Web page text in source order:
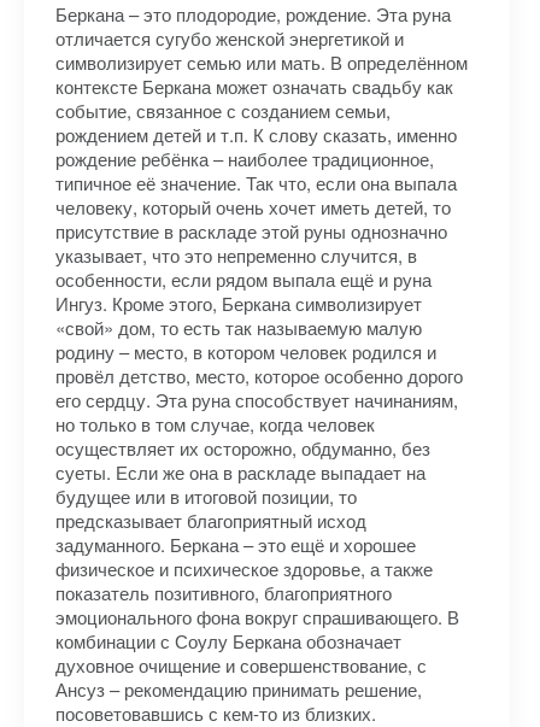
Беркана – это плодородие, рождение. Эта руна
отличается сугубо женской энергетикой и
символизирует семью или мать. В определённом
контексте Беркана может означать свадьбу как
событие, связанное с созданием семьи,
рождением детей и т.п. К слову сказать, именно
рождение ребёнка – наиболее традиционное,
типичное её значение. Так что, если она выпала
человеку, который очень хочет иметь детей, то
присутствие в раскладе этой руны однозначно
указывает, что это непременно случится, в
особенности, если рядом выпала ещё и руна
Ингуз. Кроме этого, Беркана символизирует
«свой» дом, то есть так называемую малую
родину – место, в котором человек родился и
провёл детство, место, которое особенно дорого
его сердцу. Эта руна способствует начинаниям,
но только в том случае, когда человек
осуществляет их осторожно, обдуманно, без
суеты. Если же она в раскладе выпадает на
будущее или в итоговой позиции, то
предсказывает благоприятный исход
задуманного. Беркана – это ещё и хорошее
физическое и психическое здоровье, а также
показатель позитивного, благоприятного
эмоционального фона вокруг спрашивающего. В
комбинации с Соулу Беркана обозначает
духовное очищение и совершенствование, с
Ансуз – рекомендацию принимать решение,
посоветовавшись с кем-то из близких.